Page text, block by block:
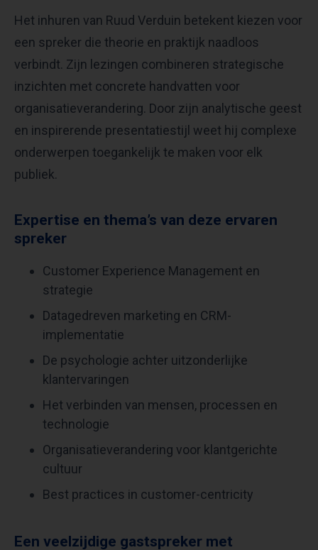
Het inhuren van Ruud Verduin betekent kiezen voor
een spreker die theorie en praktijk naadloos
verbindt. Zijn lezingen combineren strategische
inzichten met concrete handvatten voor
organisatieverandering. Door zijn analytische geest
en inspirerende presentatiestijl weet hij complexe
onderwerpen toegankelijk te maken voor elk
publiek.
Expertise en thema’s van deze ervaren
spreker
Customer Experience Management en
strategie
Datagedreven marketing en CRM-
implementatie
De psychologie achter uitzonderlijke
klantervaringen
Het verbinden van mensen, processen en
technologie
Organisatieverandering voor klantgerichte
cultuur
Best practices in customer-centricity
Een veelzijdige gastspreker met